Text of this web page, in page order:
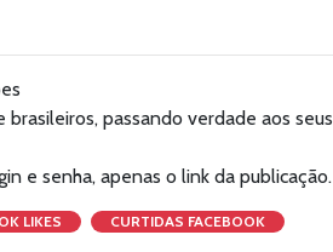
brasileiros, passando verdade aos seus
e senha, apenas o link da publicação.
LIKES CURTIDAS FACEBOOK